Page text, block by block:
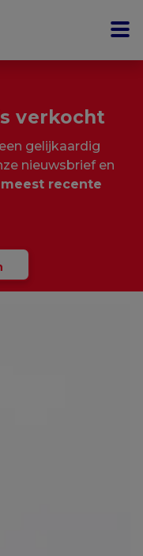
verkocht
gelijkaardig
nieuwsbrief en
meest recente